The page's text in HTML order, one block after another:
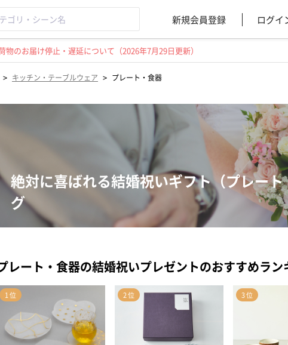
新規会員登録 ログイ
物のお届け停止・遅延について（2026年7月29日更新）
> キッチン・テーブルウェア > プレート・食器
絶対に喜ばれる結婚祝いギフト（プレー
グ
レート・食器の結婚祝いプレゼントのおすすめラン